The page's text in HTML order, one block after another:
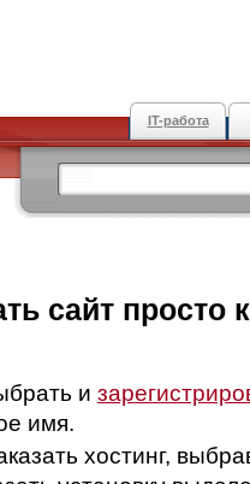
IT-работа
сайт просто
и
имя.
хостинг,